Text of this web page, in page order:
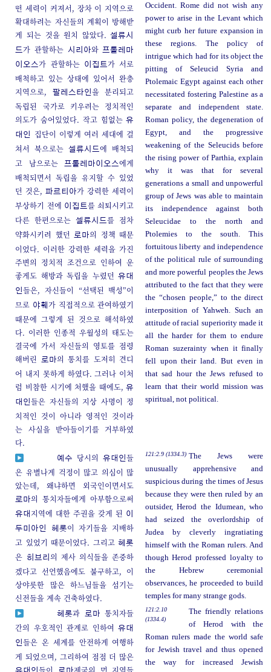
떤 세력이 커져서, 장차 이 지역으로
확대하려는 자신들의 계획이 방해받
게 되는 것을 원치 않았다.셀류시
드가 관할하는 시리아와 프톨레마
이오스가 관할하는 이집트가 서로
배척하고 있는 상태에 있어서 완충
지역으로,
팔레스타인을 분리되고
독립된 국가로 키우려는 정치적인
의도가 숨어있었다. 작고 힘없는유
대인
집단이 이렇게 여러 세대에 걸
쳐서 북으로는셀류시드에 배척되
고 남으로는
프톨레마이오스에게
배척되면서 독립을 유지할 수 있었
던 것은,파르티아가 강력한 세력이
부상하기 전에 이집트를 쇠퇴시키고
다른 한편으로는셀류시드를 점차
약화시키려 했던
로마의 정책 때문
이었다. 이러한 강력한 세력을 가진
주변의 정치적 조건으로 인하여 운
좋게도 해방과 독립을 누렸던유대
인들은, 자신들이 “선택된 백성”이
므로 야훼가 직접적으로 관여하였기
때문에 그렇게 된 것으로 해석하였
다. 이러한 인종적 우월성의 태도는
결국에 가서 자신들의 영토를 점령
해버린
로마의 통치를 도저히 견디
어 내지 못하게 하였다. 그러나 이처
럼 비참한 시기에 처했을 때에도,유
대인들은 자신들의 지상 사명이 정
치적인 것이 아니라 영적인 것이라
는 사실을 받아들이기를 거부하였
다.
Occident. Rome did not wish any
power to arise in the Levant which
might curb her future expansion in
these regions. The policy of
intrigue which had for its object the
pitting of Seleucid Syria and
Ptolemaic Egypt against each other
necessitated fostering Palestine as a
separate and independent state.
Roman policy, the degeneration of
Egypt, and the progressive
weakening of the Seleucids before
the rising power of Parthia, explain
why it was that for several
generations a small and unpowerful
group of Jews was able to maintain
its independence against both
Seleucidae to the north and
Ptolemies to the south. This
fortuitous liberty and independence
of the political rule of surrounding
and more powerful peoples the Jews
attributed to the fact that they were
the “chosen people,” to the direct
interposition of Yahweh. Such an
attitude of racial superiority made it
all the harder for them to endure
Roman suzerainty when it finally
fell upon their land. But even in
that sad hour the Jews refused to
learn that their world mission was
spiritual, not political.
예수 당시의유대인들
은 유별나게 걱정이 많고 의심이 많
았는데, 왜냐하면 외국인이면서도
로마의 통치자들에게 아부함으로써
유대 지역에 대한 주권을 갖게 된
이
두미아인
헤롯이 자기들을 지배하
고 있었기 때문이었다. 그리고 헤롯
은 히브리 의 제사 의식들을 존중하
겠다고 선언했음에도 불구하고, 이
상야릇한 많은 하느님들을 섬기는
신전들을 계속 건축하였다.
121:2.9 (1334.3) The Jews were
unusually apprehensive and
suspicious during the times of Jesus
because they were then ruled by an
outsider, Herod the Idumean, who
had seized the overlordship of
Judea by cleverly ingratiating
himself with the Roman rulers. And
though Herod professed loyalty to
the Hebrew ceremonial
observances, he proceeded to build
temples for many strange gods.
헤롯과 로마
통치자들
간의 우호적인 관계로 인하여유대
인들은 온 세계를 안전하게 여행하
게 되었으며, 그리하여 점점 더 많은
들이 제국의 먼 지역들
121:2.10
(1334.4)
The friendly relations
of Herod with the
Roman rulers made the world safe
for Jewish travel and thus opened
the way for increased Jewish